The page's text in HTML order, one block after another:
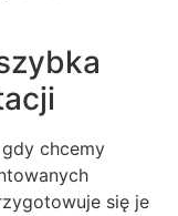
chcemy
się je